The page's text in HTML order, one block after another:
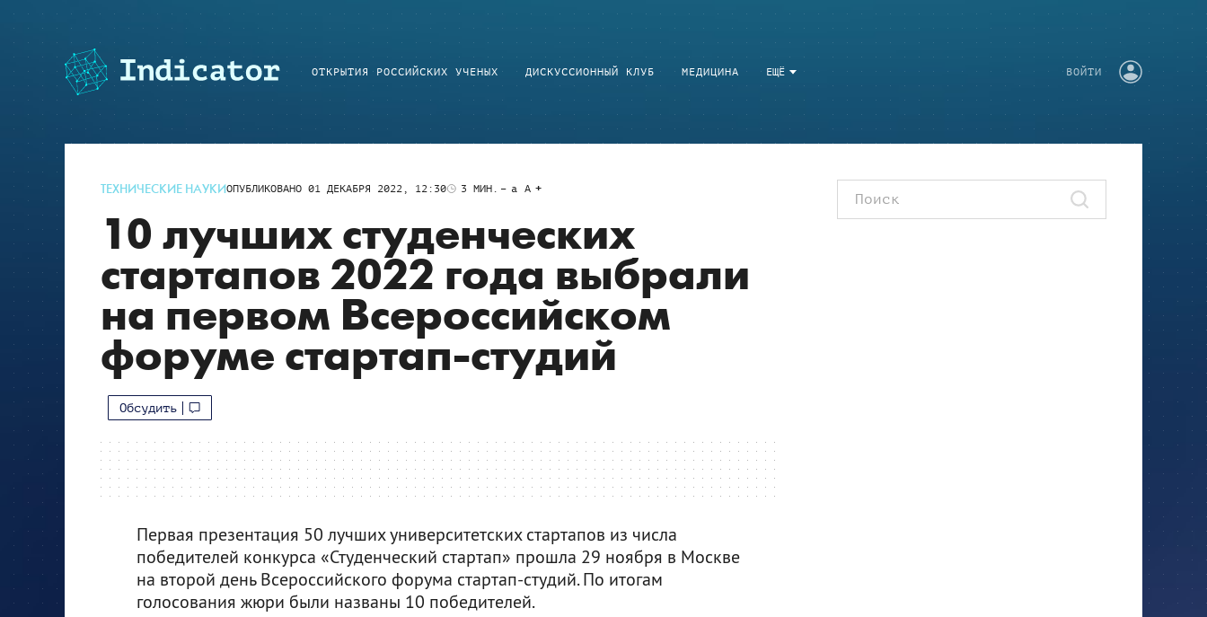
ЕЩЁ
ОТКРЫТИЯ РОССИЙСКИХ УЧЕНЫХ ДИСКУССИОННЫЙ КЛУБ МЕДИЦИНА ВОЙТИ
ТЕХНИЧЕСКИЕ НАУКИОПУБЛИКОВАНО 01 ДЕКАБРЯ 2022, 12:30 3 МИН. a A
10 лучших студенческих
стартапов 2022 года выбрали
на первом Всероссийском
форуме стартап-студий
Обсудить
Первая презентация 50 лучших университетских стартапов из числа
победителей конкурса «Студенческий стартап» прошла 29 ноября в Москве
на второй день Всероссийского форума стартап-студий. По итогам
голосования жюри были названы 10 победителей.